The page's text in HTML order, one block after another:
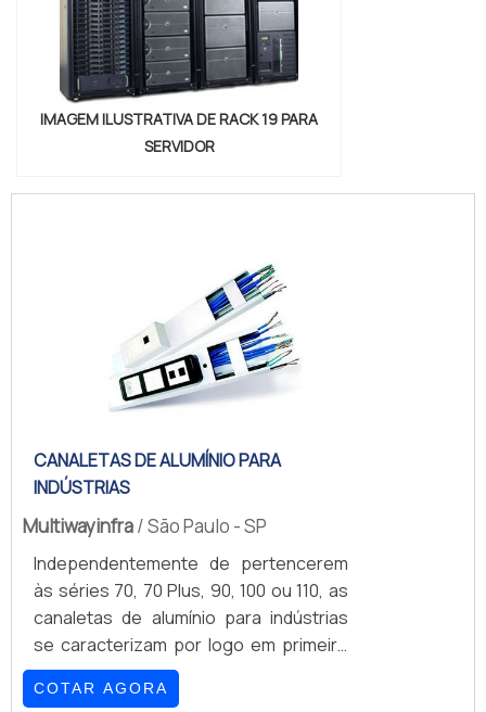
IMAGEM ILUSTRATIVA DE RACK 19 PARA
SERVIDOR
CANALETAS DE ALUMÍNIO PARA
INDÚSTRIAS
Multiwayinfra/ São Paulo - SP
Independentemente de pertencerem
às séries 70, 70 Plus, 90, 100 ou 110, as
canaletas de alumínio para indústrias
se caracterizam por logo em primeiro
plano poderem ser fixadas em diversas
plataformas.Ambientes que as
COTAR AGORA